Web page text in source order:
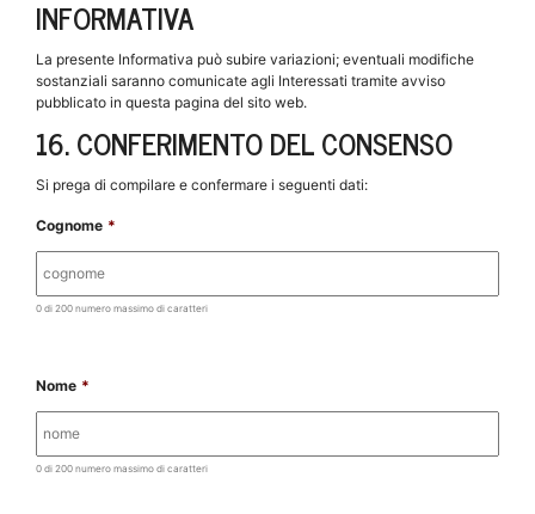
INFORMATIVA
La presente Informativa può subire variazioni; eventuali modifiche
sostanziali saranno comunicate agli Interessati tramite avviso
pubblicato in questa pagina del sito web.
16. CONFERIMENTO DEL CONSENSO
Si prega di compilare e confermare i seguenti dati:
Cognome *
0 di 200 numero massimo di caratteri
Nome *
0 di 200 numero massimo di caratteri